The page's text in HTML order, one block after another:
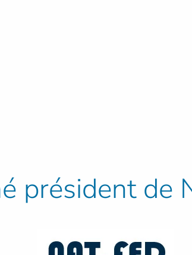
président de